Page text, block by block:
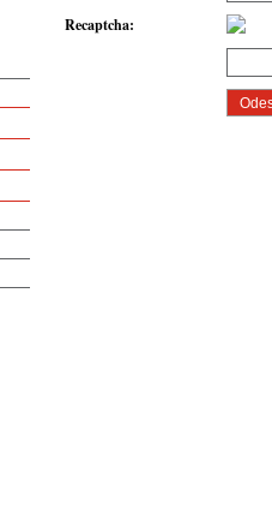
Recaptcha: